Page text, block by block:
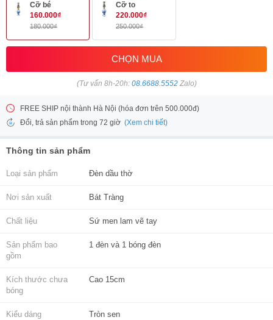
Cỡ bé
160.000₫
180.000₫
Cỡ to
220.000₫
250.000₫
CHỌN MUA
(Tư vấn 8h-20h: 08.6688.5552Zalo)
FREE SHIP nội thành Hà Nội (hóa đơn trên 500.000đ)
Đổi, trả sản phẩm trong 72 giờ (Xem chi tiết)
Thông tin sản phẩm
Loại sản phẩm Đèn dầu thờ
Nơi sản xuất Bát Tràng
Chất liệu Sứ men lam vẽ tay
Sản phẩm bao
gồm
1 đèn và 1 bóng đèn
Kích thước chưa
bóng
Cao 15cm
Kiểu dáng Tròn sen